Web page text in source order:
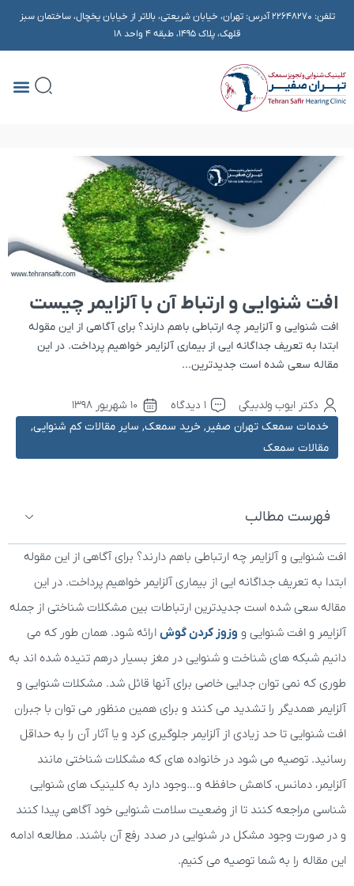
تلفن: 22648270آدرس: تهران، خیابان شریعتی، بالاتر از خیابان یخچال، ساختمان سبز
قلهک، پلاک ۱۴۹۵، طبقه 4 واحد 18
افت شنوایی و ارتباط آن با آلزایمر چیست
افت شنوایی و آلزایمر چه ارتباطی باهم دارند؟ برای آگاهی از این مقوله
ابتدا به تعریف جداگانه ایی از بیماری آلزایمر خواهیم پرداخت. در این
مقاله سعی شده است جدیدترین...
دکتر ایوب ولدبیگی 1 دیدگاه
۱۰ شهریور ۱۳۹۸
خدمات سمعک تهران صفیر, خرید سمعک, سایر مقالات کم شنوایی,
مقالات سمعک
فهرست مطالب
افت شنوایی و آلزایمر چه ارتباطی باهم دارند؟ برای آگاهی از این مقوله
ابتدا به تعریف جداگانه ایی از بیماری آلزایمر خواهیم پرداخت. در این
مقاله سعی شده است جدیدترین ارتباطات بین مشکلات شناختی از جمله
آلزایمر و افت شنوایی و وزوز کردن گوش ارائه شود. همان طور که می
دانیم شبکه های شناخت و شنوایی در مغز بسیار درهم تنیده شده اند به
طوری که نمی توان جدایی خاصی برای آنها قائل شد. مشکلات شنوایی و
آلزایمر همدیگر را تشدید می کنند و برای همین منظور می توان با جبران
افت شنوایی تا حد زیادی از آلزایمر جلوگیری کرد و یا آثار آن را به حداقل
رسانید. توصیه می شود در خانواده های که مشکلات شناختی مانند
آلزایمر، دمانس، کاهش حافظه و…وجود دارد به کلینیک های شنوایی
شناسی مراجعه کنند تا از وضعیت سلامت شنوایی خود آگاهی پیدا کنند
و در صورت وجود مشکل در شنوایی در صدد رفع آن باشند. مطالعه ادامه
این مقاله را به شما توصیه می کنیم.